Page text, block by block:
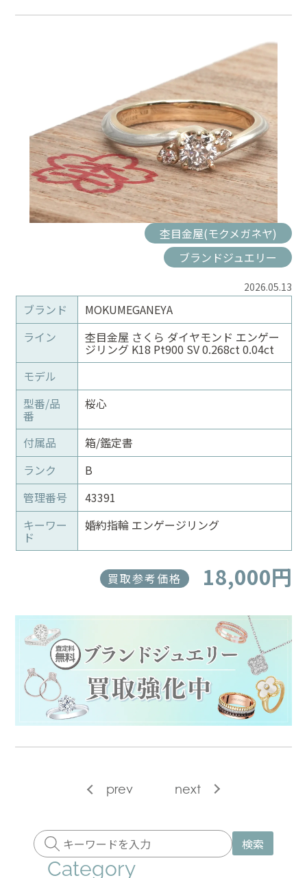
杢目金屋(モクメガネヤ)
ブランドジュエリー
2026.05.13
ブランド
MOKUMEGANEYA
ライン
杢目金屋 さくら ダイヤモンド エンゲー
ジリング K18 Pt900 SV 0.268ct 0.04ct
モデル
型番/品
番
桜心
付属品
箱/鑑定書
ランク
B
管理番号
43391
キーワー
ド
婚約指輪 エンゲージリング
買取参考価格 18,000円
prev next
検索
Category